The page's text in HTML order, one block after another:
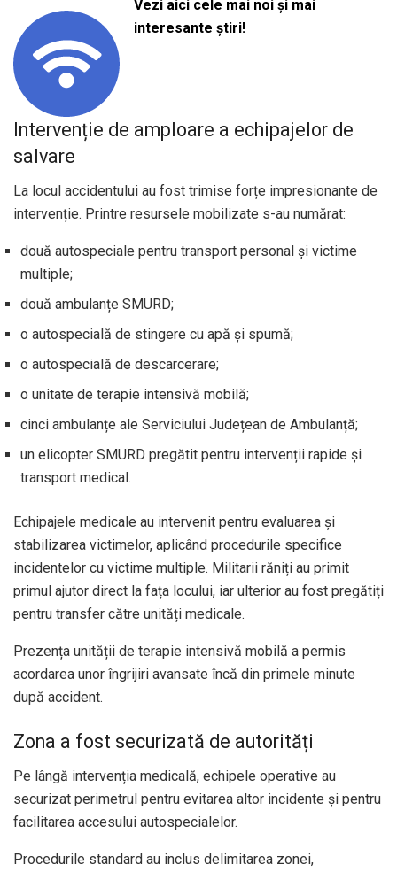
Vezi aici cele mai noi și mai
interesante știri!
Intervenție de amploare a echipajelor de
salvare
La locul accidentului au fost trimise forțe impresionante de
intervenție. Printre resursele mobilizate s-au numărat:
două autospeciale pentru transport personal și victime
multiple;
două ambulanțe SMURD;
o autospecială de stingere cu apă și spumă;
o autospecială de descarcerare;
o unitate de terapie intensivă mobilă;
cinci ambulanțe ale Serviciului Județean de Ambulanță;
un elicopter SMURD pregătit pentru intervenții rapide și
transport medical.
Echipajele medicale au intervenit pentru evaluarea și
stabilizarea victimelor, aplicând procedurile specifice
incidentelor cu victime multiple. Militarii răniți au primit
primul ajutor direct la fața locului, iar ulterior au fost pregătiți
pentru transfer către unități medicale.
Prezența unității de terapie intensivă mobilă a permis
acordarea unor îngrijiri avansate încă din primele minute
după accident.
Zona a fost securizată de autorități
Pe lângă intervenția medicală, echipele operative au
securizat perimetrul pentru evitarea altor incidente și pentru
facilitarea accesului autospecialelor.
Procedurile standard au inclus delimitarea zonei,